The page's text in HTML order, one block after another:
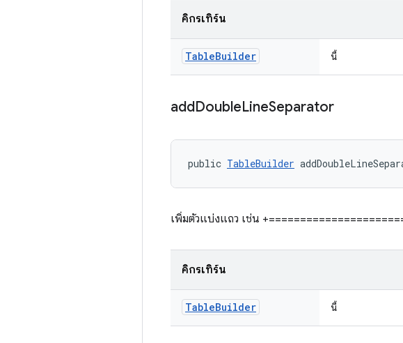
คิกรีเทิร์น
TableBuilder นี้
addDoubleLineSeparator
public TableBuilder
เพิ่มตัวแบ่งแถว เช่น
คิกรีเทิร์น
TableBuilder นี้